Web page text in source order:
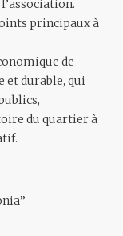
principaux à
de
et durable, qui
du quartier à